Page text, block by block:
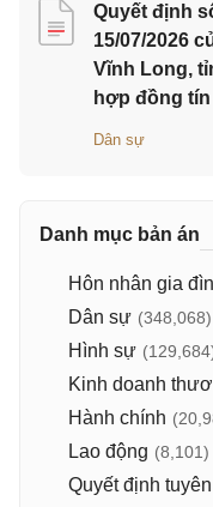
Quyết định
15/07/2026
Vĩnh Long,
hợp đồng
Dân sự
Danh mục bản án
Hôn nhân gia
Dân sự (348,068)
Hình sự
Kinh doanh
Hành chính
Lao động (8,101)
Quyết định